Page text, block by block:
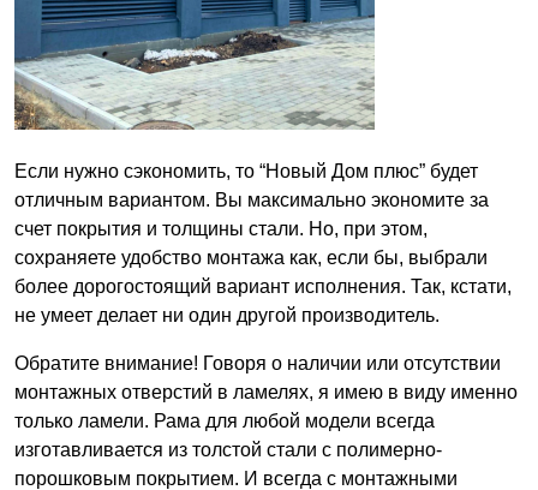
Если нужно сэкономить, то “Новый Дом плюс” будет
отличным вариантом. Вы максимально экономите за
счет покрытия и толщины стали. Но, при этом,
сохраняете удобство монтажа как, если бы, выбрали
более дорогостоящий вариант исполнения. Так, кстати,
не умеет делает ни один другой производитель.
Обратите внимание! Говоря о наличии или отсутствии
монтажных отверстий в ламелях, я имею в виду именно
только ламели. Рама для любой модели всегда
изготавливается из толстой стали с полимерно-
порошковым покрытием. И всегда с монтажными